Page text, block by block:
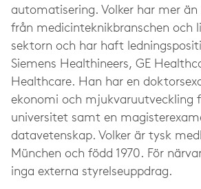
automatisering. Volker har mer
från medicinteknikbranschen och
sektorn och har haft
Siemens Healthineers, GE
Healthcare. Han har en
ekonomi och mjukvaruutveckling
universitet samt en
datavetenskap. Volker är tysk
München och född 1970. För
inga externa styrelseuppdrag.